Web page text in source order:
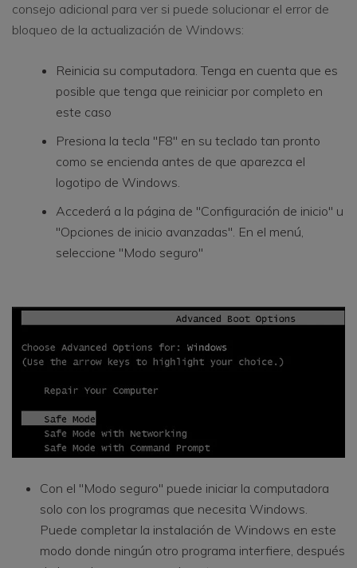
consejo adicional para ver si puede solucionar el error de
bloqueo de la actualización de Windows:
Reinicia su computadora. Tenga en cuenta que es
posible que tenga que reiniciar por completo en
este caso
Presiona la tecla "F8" en su teclado tan pronto
como se encienda antes de que aparezca el
logotipo de Windows.
Accederá a la página de "Configuración de inicio" u
"Opciones de inicio avanzadas". En el menú,
seleccione "Modo seguro"
Con el "Modo seguro" puede iniciar la computadora
solo con los programas que necesita Windows.
Puede completar la instalación de Windows en este
modo donde ningún otro programa interfiere, después